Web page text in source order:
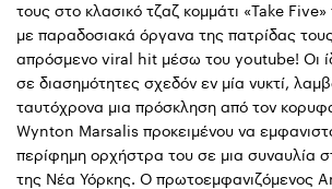
τους στο κλασικό τζαζ κομμάτι «Take
με παραδοσιακά όργανα της πατρίδας
απρόσμενο viral hit μέσω του youtube! Οι
σε διασημότητες σχεδόν εν μία νυκτί,
ταυτόχρονα μια πρόσκληση από τον
Wynton Marsalis προκειμένου να
περίφημη ορχήστρα του σε μια συναυλία
της Νέα Υόρκης. Ο πρωτοεμφανιζόμενος